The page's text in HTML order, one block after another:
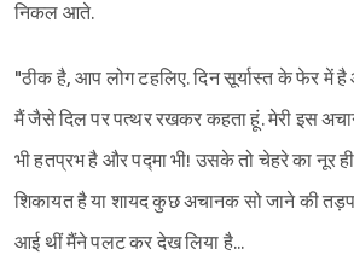
निकल आते.
"ठीक है, आप लोग टहलिए. दिन सूर्यास्त के फेर में
मैं जैसे दिल पर पत्थर रखकर कहता हूं. मेरी इस
भी हतप्रभ है और पद्मा भी! उसके तो चेहरे का नूर
शिकायत है या शायद कुछ अचानक सो जाने की
आई थीं मैंने पलट कर देख लिया है...